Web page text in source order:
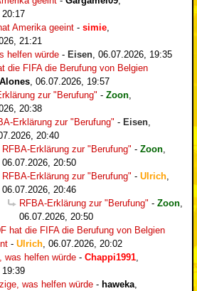
Amerika geeint - simie
21:21
helfen würde - Eisen 06.07.2026, 19:35
die FIFA die Berufung von Belgien
Alones 06.07.2026, 19:57
zur "Berufung" - Zoon
20:38
Erklärung zur "Berufung" - Eisen
20:40
RFBA-Erklärung zur "Berufung" - Zoon
06.07.2026, 20:50
RFBA-Erklärung zur "Berufung" - Ulrich
06.07.2026, 20:46
RFBA-Erklärung zur "Berufung" - Zoon
06.07.2026, 20:50
hat die FIFA die Berufung von Belgien
- Ulrich 06.07.2026, 20:02
was helfen würde - Chappi1991
was helfen würde - haweka